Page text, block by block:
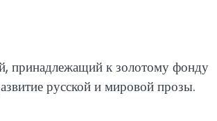
принадлежащий к золотому фонду
русской и мировой прозы.